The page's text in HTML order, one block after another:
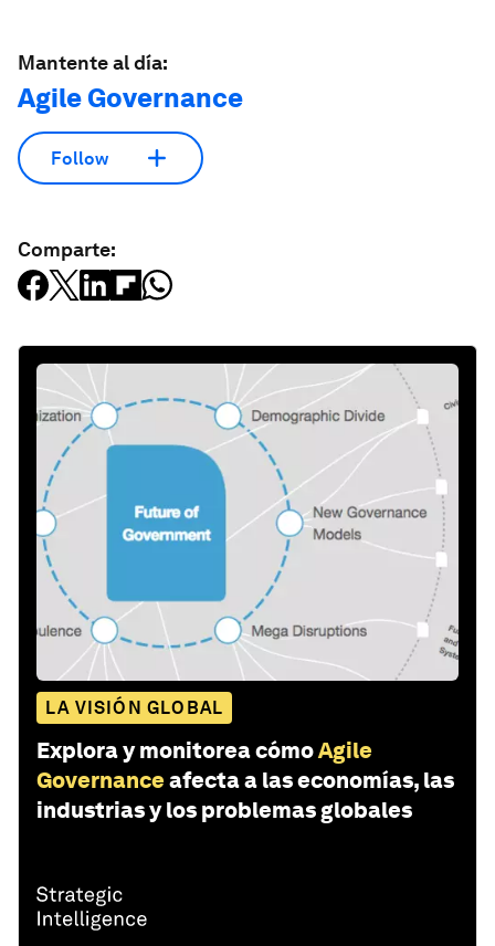
Mantente al día:
Agile Governance
Follow
Comparte:
LA VISIÓN GLOBAL
Explora y monitorea cómoAgile
Governance afecta a las economías, las
industrias y los problemas globales